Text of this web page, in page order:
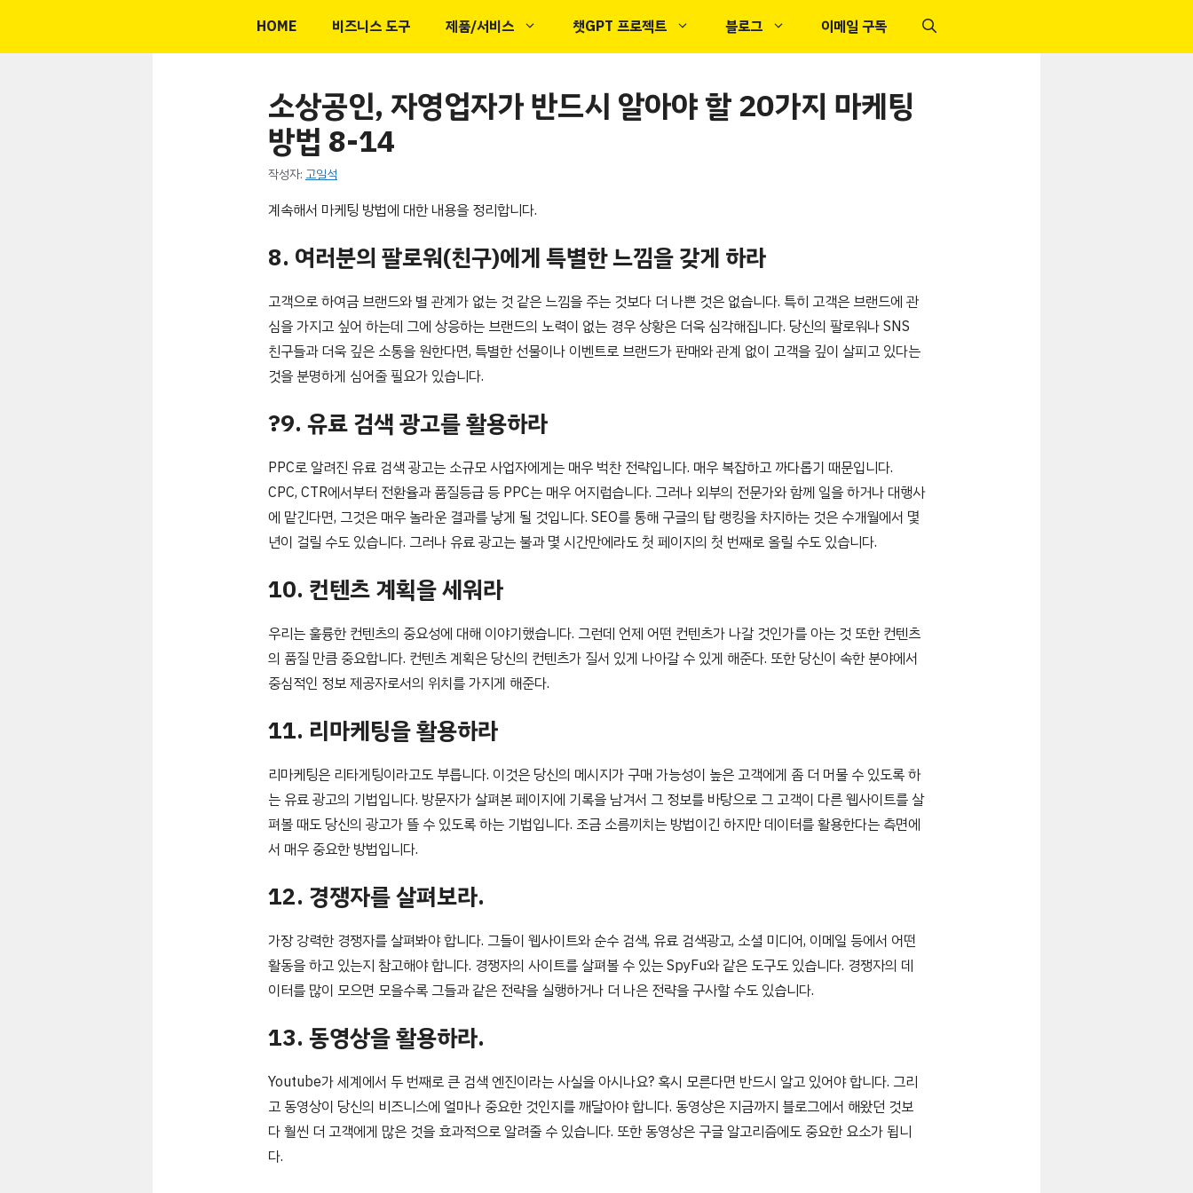
HOME 비즈니스 도구 제품/서비스 챗GPT 프로젝트 블로그 이메일 구독
소상공인, 자영업자가 반드시 알아야 할 20가지 마케팅
방법 8-14
작성자: 고일석
계속해서 마케팅 방법에 대한 내용을 정리합니다.
8. 여러분의 팔로워(친구)에게 특별한 느낌을 갖게 하라
고객으로 하여금 브랜드와 별 관계가 없는 것 같은 느낌을 주는 것보다 더 나쁜 것은 없습니다. 특히 고객은 브랜드에 관
심을 가지고 싶어 하는데 그에 상응하는 브랜드의 노력이 없는 경우 상황은 더욱 심각해집니다. 당신의 팔로워나 SNS
친구들과 더욱 깊은 소통을 원한다면, 특별한 선물이나 이벤트로 브랜드가 판매와 관계 없이 고객을 깊이 살피고 있다는
것을 분명하게 심어줄 필요가 있습니다.
?9. 유료 검색 광고를 활용하라
PPC로 알려진 유료 검색 광고는 소규모 사업자에게는 매우 벅찬 전략입니다. 매우 복잡하고 까다롭기 때문입니다.
CPC, CTR에서부터 전환율과 품질등급 등 PPC는 매우 어지럽습니다. 그러나 외부의 전문가와 함께 일을 하거나 대행사
에 맡긴다면, 그것은 매우 놀라운 결과를 낳게 될 것입니다. SEO를 통해 구글의 탑 랭킹을 차지하는 것은 수개월에서 몇
년이 걸릴 수도 있습니다. 그러나 유료 광고는 불과 몇 시간만에라도 첫 페이지의 첫 번째로 올릴 수도 있습니다.
10. 컨텐츠 계획을 세워라
우리는 훌륭한 컨텐츠의 중요성에 대해 이야기했습니다. 그런데 언제 어떤 컨텐츠가 나갈 것인가를 아는 것 또한 컨텐츠
의 품질 만큼 중요합니다. 컨텐츠 계획은 당신의 컨텐츠가 질서 있게 나아갈 수 있게 해준다. 또한 당신이 속한 분야에서
중심적인 정보 제공자로서의 위치를 가지게 해준다.
11. 리마케팅을 활용하라
리마케팅은 리타게팅이라고도 부릅니다. 이것은 당신의 메시지가 구매 가능성이 높은 고객에게 좀 더 머물 수 있도록 하
는 유료 광고의 기법입니다. 방문자가 살펴본 페이지에 기록을 남겨서 그 정보를 바탕으로 그 고객이 다른 웹사이트를 살
펴볼 때도 당신의 광고가 뜰 수 있도록 하는 기법입니다. 조금 소름끼치는 방법이긴 하지만 데이터를 활용한다는 측면에
서 매우 중요한 방법입니다.
12. 경쟁자를 살펴보라.
가장 강력한 경쟁자를 살펴봐야 합니다. 그들이 웹사이트와 순수 검색, 유료 검색광고, 소셜 미디어, 이메일 등에서 어떤
활동을 하고 있는지 참고해야 합니다. 경쟁자의 사이트를 살펴볼 수 있는 SpyFu와 같은 도구도 있습니다. 경쟁자의 데
이터를 많이 모으면 모을수록 그들과 같은 전략을 실행하거나 더 나은 전략을 구사할 수도 있습니다.
13. 동영상을 활용하라.
Youtube가 세계에서 두 번째로 큰 검색 엔진이라는 사실을 아시나요? 혹시 모른다면 반드시 알고 있어야 합니다. 그리
고 동영상이 당신의 비즈니스에 얼마나 중요한 것인지를 깨달아야 합니다. 동영상은 지금까지 블로그에서 해왔던 것보
다 훨씬 더 고객에게 많은 것을 효과적으로 알려줄 수 있습니다. 또한 동영상은 구글 알고리즘에도 중요한 요소가 됩니
다.